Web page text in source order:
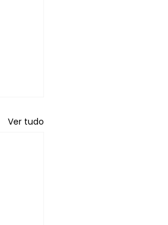
Ver tudo